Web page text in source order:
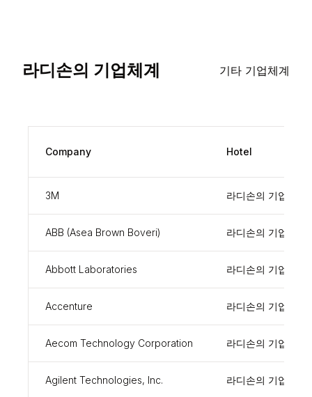
라디손의 기업체계 기타 기업체계
Company Hotel
3M 라디손의 기업체계
ABB (Asea Brown Boveri) 라디손의 기업체계
Abbott Laboratories 라디손의 기업체계
Accenture 라디손의 기업체계
Aecom Technology Corporation 라디손의 기업체계
Agilent Technologies, Inc. 라디손의 기업체계